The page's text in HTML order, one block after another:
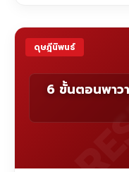
ดุษฎีนิพนธ์
6 ขั้นตอนพาวา